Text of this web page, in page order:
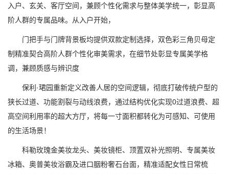
入户、玄关、客厅空间，兼顾个性化需求与整体美学统一，彰显高
阶人群的专属品味。从入户开始，
门把手与门牌背景板均提供双款定制选择，双色彩三角贝母定
制精准契合高阶人群个性化审美需求，在细节处彰显专属美学格
调，兼顾质感与辨识度
保利·珺园重新定义改善人居的空间逻辑，彻底打破传统户型的
狭长过道、功能割裂与动线浪费，通过结构优化实现0过道浪费、超
高空间利用率的超大方厅，将每一寸面积都转化为可感知、可使用
的生活场景！
科勒玫瑰金美妆龙头、美妆镜柜、顶置双补光照明、专属美妆
冰箱、奥普美妆浴霸及进口胭粉奢石台面，精准适配女性日常梳